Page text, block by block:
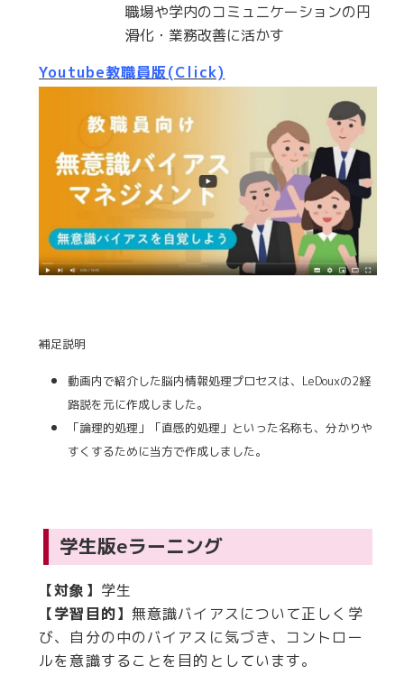
職場や学内のコミュニケーションの円
滑化・業務改善に活かす
Youtube教職員版(Click)
補足説明
動画内で紹介した脳内情報処理プロセスは、LeDouxの2経
路説を元に作成しました。
「論理的処理」「直感的処理」といった名称も、分かりや
すくするために当方で作成しました。
学生版eラーニング
【対象】 学生
【学習目的】 無意識バイアスについて正しく学
び、自分の中のバイアスに気づき、コントロー
ルを意識することを目的としています。